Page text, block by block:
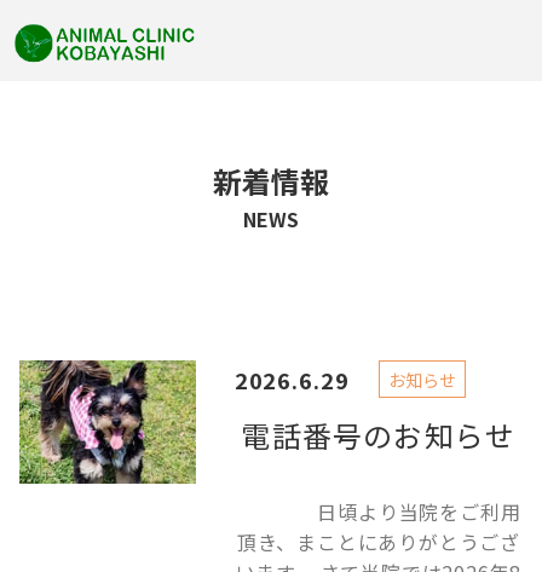
新着情報
NEWS
電話番号のお知らせ
2026.6.29 お知らせ
日頃より当院をご利用
頂き、まことにありがとうござ